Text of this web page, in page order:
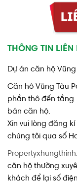
THÔNG TIN
Dự án căn hộ
Căn hộ Vũng Tàu
phần thô đến tầng
bán căn hộ.
Xin vui lòng đăng
chúng tôi qua số
căn hộ thường
khách để lại số